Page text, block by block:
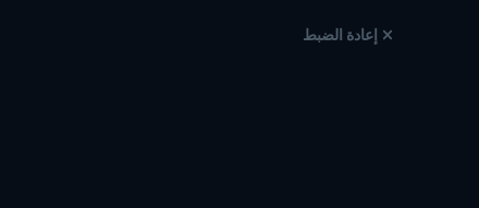
إعادة الضبط